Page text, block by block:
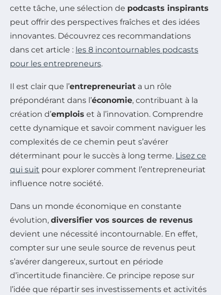
cette tâche, une sélection de podcasts inspirants
peut offrir des perspectives fraîches et des idées
innovantes. Découvrez ces recommandations
dans cet article : les 8 incontournables podcasts
pour les entrepreneurs.
Il est clair que l’entrepreneuriat a un rôle
prépondérant dans l’économie, contribuant à la
création d’emplois et à l’innovation. Comprendre
cette dynamique et savoir comment naviguer les
complexités de ce chemin peut s’avérer
déterminant pour le succès à long terme. Lisez ce
qui suit pour explorer comment l’entrepreneuriat
influence notre société.
Dans un monde économique en constante
évolution, diversifier vos sources de revenus
devient une nécessité incontournable. En effet,
compter sur une seule source de revenus peut
s’avérer dangereux, surtout en période
d’incertitude financière. Ce principe repose sur
l’idée que répartir ses investissements et activités